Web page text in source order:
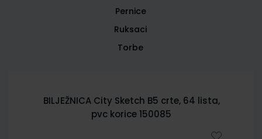
Pernice
Ruksaci
Torbe
BILJEŽNICA City Sketch B5 crte, 64 lista,
pvc korice 150085